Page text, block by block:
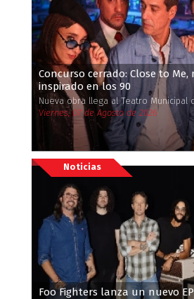
Concurso cerrado: Close to
inspirado en los 90
Nueva obra llega al Teatro Municipal
Viernes, 07 de Agosto de 2026
Noticias
Foo Fighters lanza un nuevo